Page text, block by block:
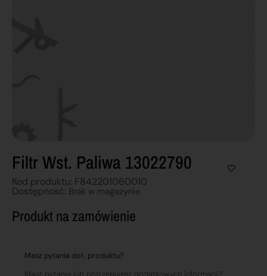
Filtr Wst. Paliwa 13022790
Kod produktu: F842201060010
Dostępnosć: Brak w magazynie
Produkt na zamówienie
Masz pytania dot. produktu?